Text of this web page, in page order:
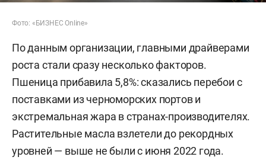
Фото: «БИЗНЕС Online»
По данным организации, главными драйверами
роста стали сразу несколько факторов.
Пшеница прибавила 5,8%: сказались перебои с
поставками из черноморских портов и
экстремальная жара в странах-производителях.
Растительные масла взлетели до рекордных
уровней — выше не были с июня 2022 года.